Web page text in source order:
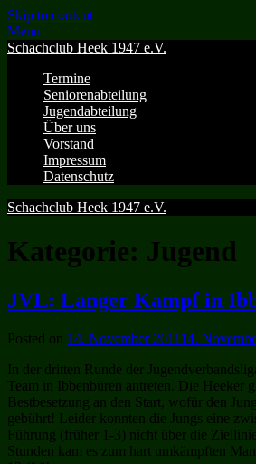
Skip to content
Menu
Schachclub Heek 1947 e.V.
Termine
Seniorenabteilung
Jugendabteilung
Über uns
Vorstand
Impressum
Datenschutz
Schachclub Heek 1947 e.V.
Kategorie: Jugend
JVL: Langer Kampf in
Posted on 14. November 201114.
In der dritten Runde der
Team in Ibbenbüren antreten. Die Heeker
Bestbesetzung an den Start, wofür den
gebührt! Leider konnten die Jungs eine
Führung (früher 1-3) nicht über die
Stunden kam es zum hart umkämpften